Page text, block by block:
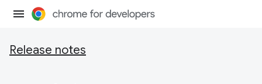
Release notes